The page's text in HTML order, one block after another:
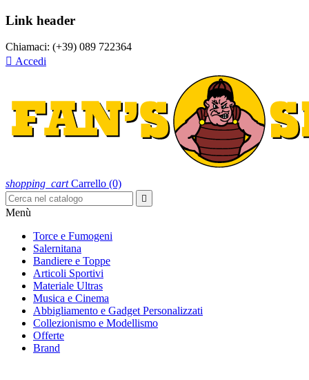
Link header
Chiamaci: (+39) 089 722364
 Accedi
shopping_cart Carrello (0)

Menù
Torce e Fumogeni
Salernitana
Bandiere e Toppe
Articoli Sportivi
Materiale Ultras
Musica e Cinema
Abbigliamento e Gadget Personalizzati
Collezionismo e Modellismo
Offerte
Brand